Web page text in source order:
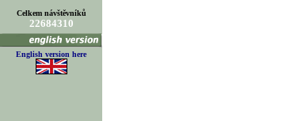
Celkem návštěvníků
22684310
English version here